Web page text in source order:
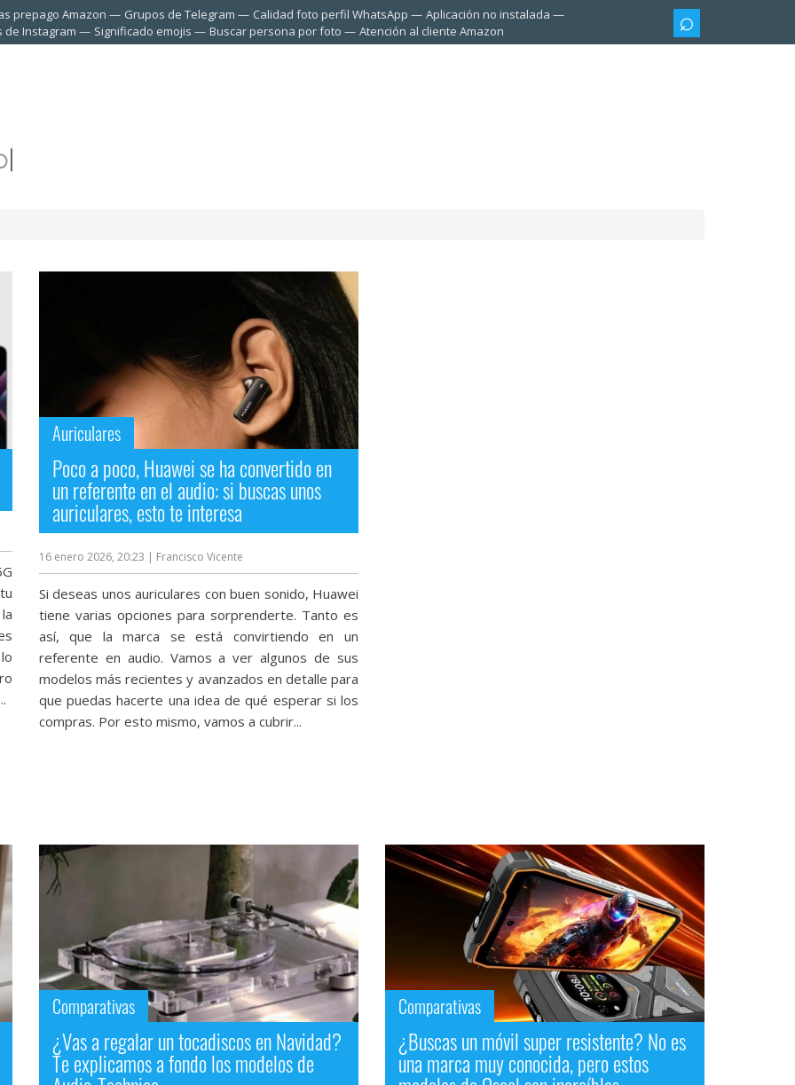
prepago Amazon Grupos de Telegram Calidad foto perfil WhatsApp
Aplicación no instalada
de Instagram Significado emojis Buscar persona por foto Atención al cliente Amazon
Auriculares
Poco a poco, Huawei se ha convertido en
un referente en el audio: si buscas unos
auriculares, esto te interesa
16 enero 2026, 20:23 | Francisco Vicente
Si deseas unos auriculares con buen sonido, Huawei
tiene varias opciones para sorprenderte. Tanto es
así, que la marca se está convirtiendo en un
referente en audio. Vamos a ver algunos de sus
modelos más recientes y avanzados en detalle para
que puedas hacerte una idea de qué esperar si los
compras. Por esto mismo, vamos a cubrir...
Comparativas
¿Vas a regalar un tocadiscos en Navidad?
Te explicamos a fondo los modelos de
Comparativas
¿Buscas un móvil super resistente? No es
una marca muy conocida, pero estos